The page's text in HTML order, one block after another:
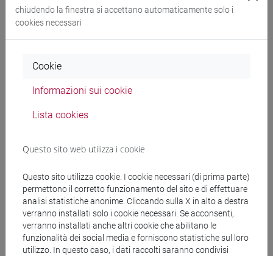
Docenti e corsi di laurea
TONGHINI Cristina
Materiali didattici
Materiali su Moodle
Corsi di studio e percorsi
chiudendo la finestra si accettano automaticamente solo i
cookies necessari
Cookie
Informazioni sui cookie
Lista cookies
Questo sito web utilizza i cookie
Questo sito utilizza cookie. I cookie necessari (di prima parte)
permettono il corretto funzionamento del sito e di effettuare
analisi statistiche anonime. Cliccando sulla X in alto a destra
verranno installati solo i cookie necessari. Se acconsenti,
verranno installati anche altri cookie che abilitano le
funzionalità dei social media e forniscono statistiche sul loro
utilizzo. In questo caso, i dati raccolti saranno condivisi